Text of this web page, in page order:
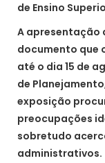
de Ensino
A apresentação
documento que
até o dia 15 de
de
exposição
preocupações
sobretudo
administrativos.